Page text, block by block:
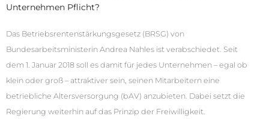
Unternehmen Pflicht?
Das Betriebsrentenstärkungsgesetz (BRSG) von
Bundesarbeitsministerin Andrea Nahles ist verabschiedet. Seit
dem 1. Januar 2018 soll es damit für jedes Unternehmen – egal ob
klein oder groß – attraktiver sein, seinen Mitarbeitern eine
betriebliche Altersversorgung (bAV) anzubieten. Dabei setzt die
Regierung weiterhin auf das Prinzip der Freiwilligkeit.